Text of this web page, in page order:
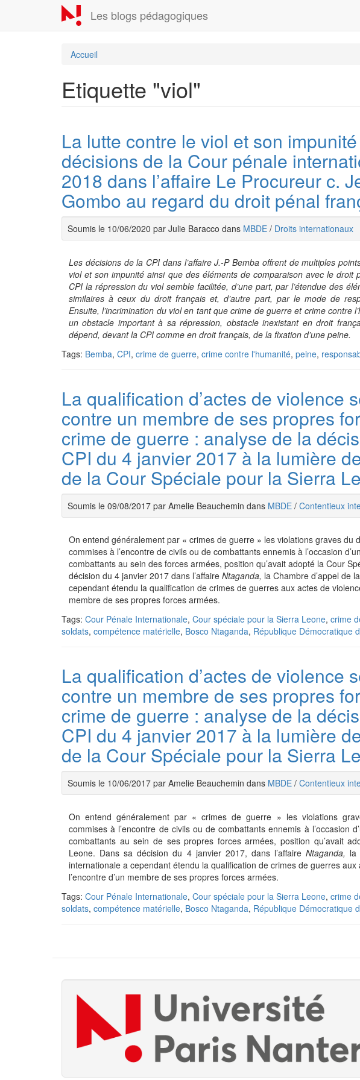
contenu
Les blogs pédagogiques
Accueil
Etiquette "viol"
La lutte contre le viol et son
décisions de la Cour pénale
2018 dans l’affaire Le Procureur c.
Gombo au regard du droit pénal
Soumis le 10/06/2020 par Julie Baracco dans MBDE / Droits internationaux
Les décisions de la CPI dans l’affaire J.-P Bemba offrent de multiples
viol et son impunité ainsi que des éléments de comparaison avec le droit
CPI la répression du viol semble facilitée, d’une part, par l’étendue des
similaires à ceux du droit français et, d’autre part, par le mode de
Ensuite, l’incrimination du viol en tant que crime de guerre et crime contre
un obstacle important à sa répression, obstacle inexistant en droit
dépend, devant la CPI comme en droit français, de la fixation d’une peine.​​
Tags: Bemba, CPI, crime de guerre, crime contre l'humanité, peine,
La qualification d’actes de violence
contre un membre de ses propres
crime de guerre : analyse de la
CPI du 4 janvier 2017 à la lumière
de la Cour Spéciale pour la Sierra
Soumis le 09/08/2017 par Amelie Beauchemin dans MBDE / Contentieux
On entend généralement par « crimes de guerre » les violations graves du
commises à l’encontre de civils ou de combattants ennemis à l’occasion
combattants au sein des forces armées, position qu’avait adopté la Cour
décision du 4 janvier 2017 dans l’affaire Ntaganda, la Chambre d’appel de
cependant étendu la qualification de crimes de guerres aux actes de
membre de ses propres forces armées.
Tags: Cour Pénale Internationale, Cour spéciale pour la Sierra Leone, crime
soldats, compétence matérielle, Bosco Ntaganda, République Démocratique
La qualification d’actes de violence
contre un membre de ses propres
crime de guerre : analyse de la
CPI du 4 janvier 2017 à la lumière
de la Cour Spéciale pour la Sierra
Soumis le 10/06/2017 par Amelie Beauchemin dans MBDE / Contentieux
On entend généralement par « crimes de guerre » les violations
commises à l’encontre de civils ou de combattants ennemis à l’occasion
combattants au sein de ses propres forces armées, position qu’avait
Leone. Dans sa décision du 4 janvier 2017, dans l’affaireNtaganda, la
internationale a cependant étendu la qualification de crimes de guerres
l’encontre d’un membre de ses propres forces armées.
Tags: Cour Pénale Internationale, Cour spéciale pour la Sierra Leone, crime
soldats, compétence matérielle, Bosco Ntaganda, République Démocratique